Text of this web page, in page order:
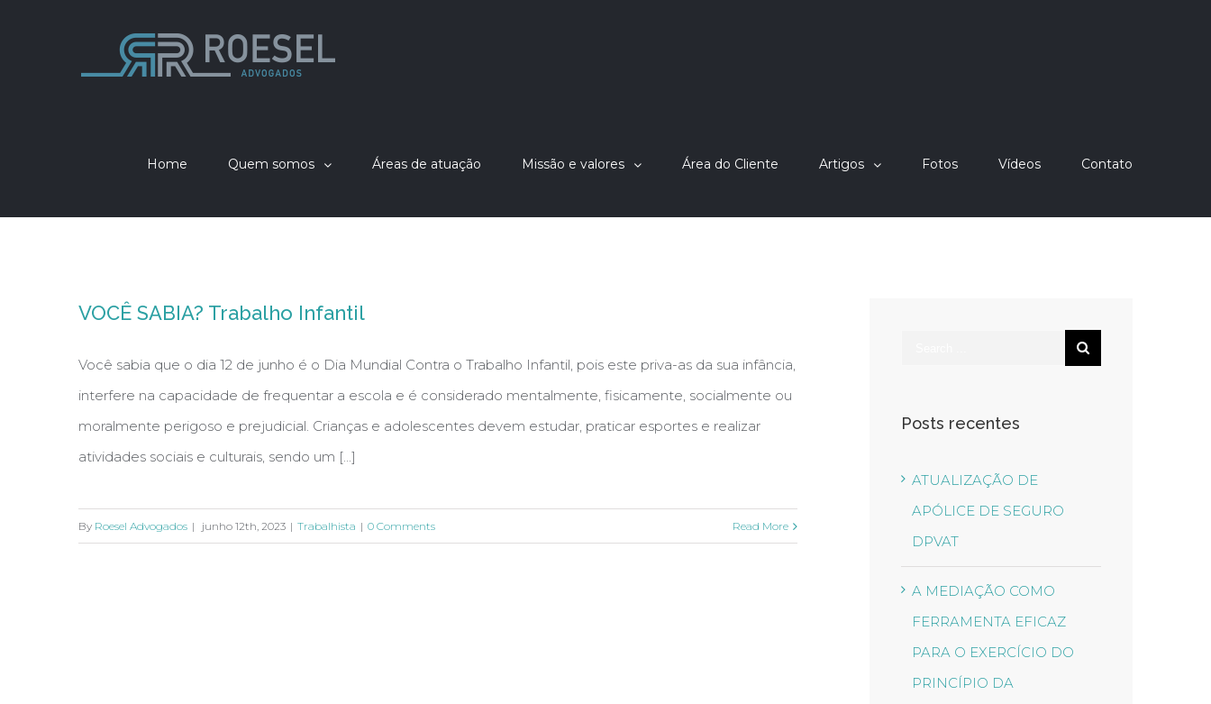
Home Quem somos Áreas de atuação Missão e valores Área do Cliente Artigos Fotos Vídeos Contato
VOCÊ SABIA? Trabalho Infantil
Você sabia que o dia 12 de junho é o Dia Mundial Contra o Trabalho Infantil, pois este priva-as da sua infância,
interfere na capacidade de frequentar a escola e é considerado mentalmente, fisicamente, socialmente ou
moralmente perigoso e prejudicial. Crianças e adolescentes devem estudar, praticar esportes e realizar
atividades sociais e culturais, sendo um [...]
By Roesel Advogados | junho 12th, 2023 | Trabalhista | 0 Comments Read More
Posts recentes
ATUALIZAÇÃO DE
APÓLICE DE SEGURO
DPVAT
A MEDIAÇÃO COMO
FERRAMENTA EFICAZ
PARA O EXERCÍCIO DO
PRINCÍPIO DA